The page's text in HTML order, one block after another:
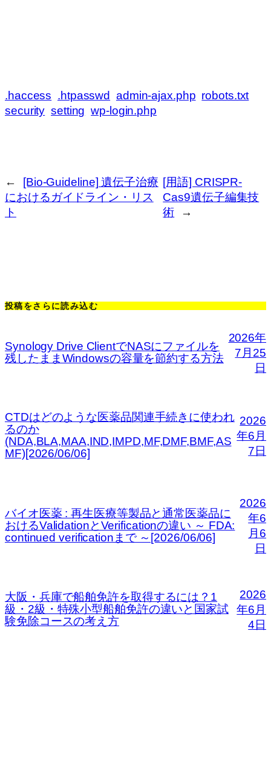
.haccess .htpasswd admin-ajax.php robots.txt
security setting wp-login.php
←
[Bio-Guideline] 遺伝子治療
におけるガイドライン・リス
ト
[用語] CRISPR-
Cas9遺伝子編集技
術
→
投稿をさらに読み込む
Synology Drive ClientでNASにファイルを
残したままWindowsの容量を節約する方法
2026年
7月25
日
CTDはどのような医薬品関連手続きに使われ
るのか
(NDA,BLA,MAA,IND,IMPD,MF,DMF,BMF,AS
MF)[2026/06/06]
2026
年6月
7日
バイオ医薬 : 再生医療等製品と通常医薬品に
おけるValidationとVerificationの違い ～ FDA:
continued verificationまで ～[2026/06/06]
2026
年6
月6
日
大阪・兵庫で船舶免許を取得するには？1
級・2級・特殊小型船舶免許の違いと国家試
験免除コースの考え方
2026
年6月
4日